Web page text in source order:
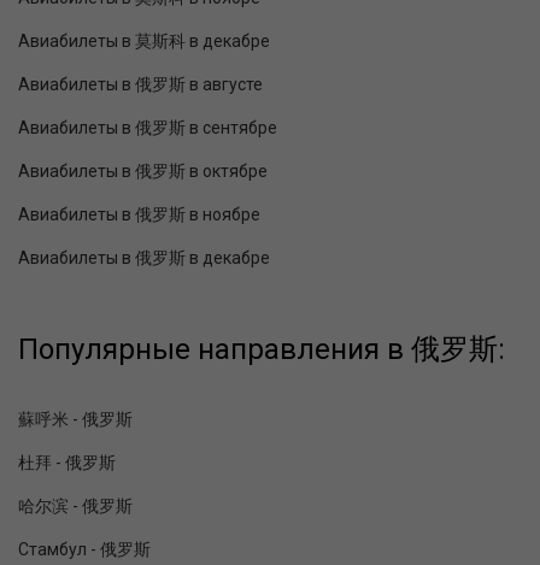
Авиабилеты в 莫斯科 в декабре
Авиабилеты в 俄罗斯 в августе
Авиабилеты в 俄罗斯 в сентябре
Авиабилеты в 俄罗斯 в октябре
Авиабилеты в 俄罗斯 в ноябре
Авиабилеты в 俄罗斯 в декабре
Популярные направления в 俄罗斯:
蘇呼米 - 俄罗斯
杜拜 - 俄罗斯
哈尔滨 - 俄罗斯
Стамбул - 俄罗斯